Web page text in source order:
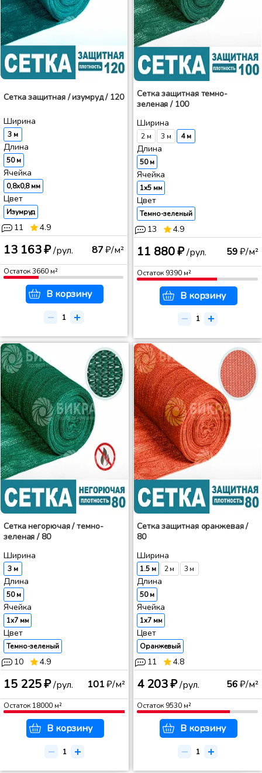
Сетка защитная / изумруд / 120
Ширина
3 м
Длина
50 м
Ячейка
0,8x0,8 мм
Цвет
Изумруд
11 4.9
13 163 ₽/рул. 87₽/м²
Остаток3660м²
В корзину
Сетка защитная темно-
зеленая / 100
Ширина
2 м 3 м 4 м
Длина
50 м
Ячейка
1x5 мм
Цвет
Темно-зеленый
13 4.9
11 880 ₽/рул. 59₽/м²
Остаток 9390м²
В корзину
Сетка негорючая / темно-
зеленая / 80
Ширина
3 м
Длина
50 м
Ячейка
1x7 мм
Цвет
Темно-зеленый
10 4.9
15 225 ₽/рул. 101₽/м²
Остаток 18000м²
В корзину
Сетка защитная оранжевая /
80
Ширина
1.5 м 2 м 3 м
Длина
50 м
Ячейка
1x7 мм
Цвет
Оранжевый
11 4.8
4 203 ₽/рул. 56₽/м²
Остаток 9530м²
В корзину